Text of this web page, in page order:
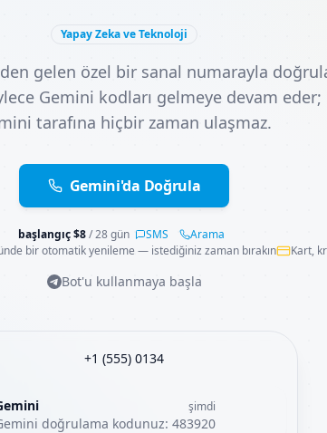
Yapay Zeka ve Teknoloji
gelen özel bir sanal numarayla
Gemini kodları gelmeye devam
tarafına hiçbir zaman ulaşmaz.
Gemini'da Doğrula
başlangıç$8/ 28 gün SMS
Arama
bir otomatik yenileme — istediğiniz zaman bırakın
Kart,
Bot'u kullanmaya başla
+1 (555) 0134
şimdi
doğrulama kodunuz: 483920